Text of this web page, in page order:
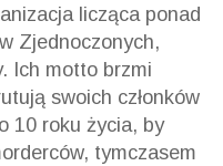
licząca ponad
Zjednoczonych,
Ich motto brzmi
swoich członków
10 roku życia, by
tymczasem